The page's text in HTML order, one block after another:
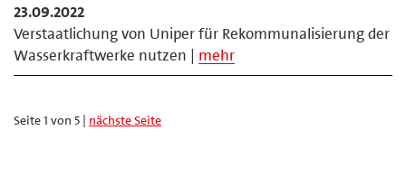
23.09.2022
Verstaatlichung von Uniper für Rekommunalisierung der
Wasserkraftwerke nutzen | mehr
Seite 1 von 5 | nächste Seite